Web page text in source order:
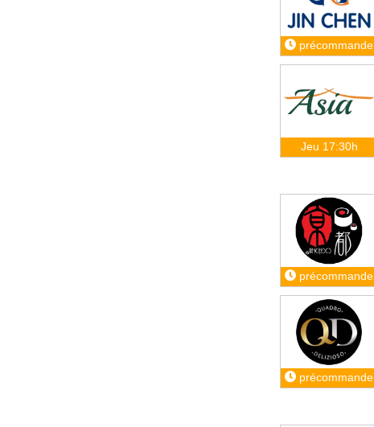
précommande
Jeu 17:30h
précommande
précommande